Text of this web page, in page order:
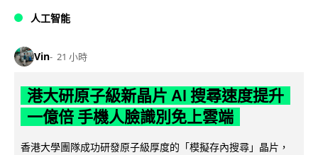
人工智能
Vin 21 小時
港大研原子級新晶片 AI 搜尋速度提升
一億倍 手機人臉識別免上雲端
香港大學團隊成功研發原子級厚度的「模擬存內搜尋」晶片，